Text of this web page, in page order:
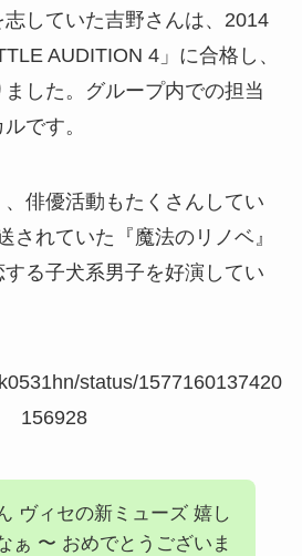
していた吉野さんは、2014
AUDITION 4」に合格し、
した。グループ内での担当
です。
俳優活動もたくさんしてい
されていた『魔法のリノベ』
る子犬系男子を好演してい
status/1577160137420
156928
ヴィセの新ミューズ 嬉し
ぁ 〜 おめでとうございま